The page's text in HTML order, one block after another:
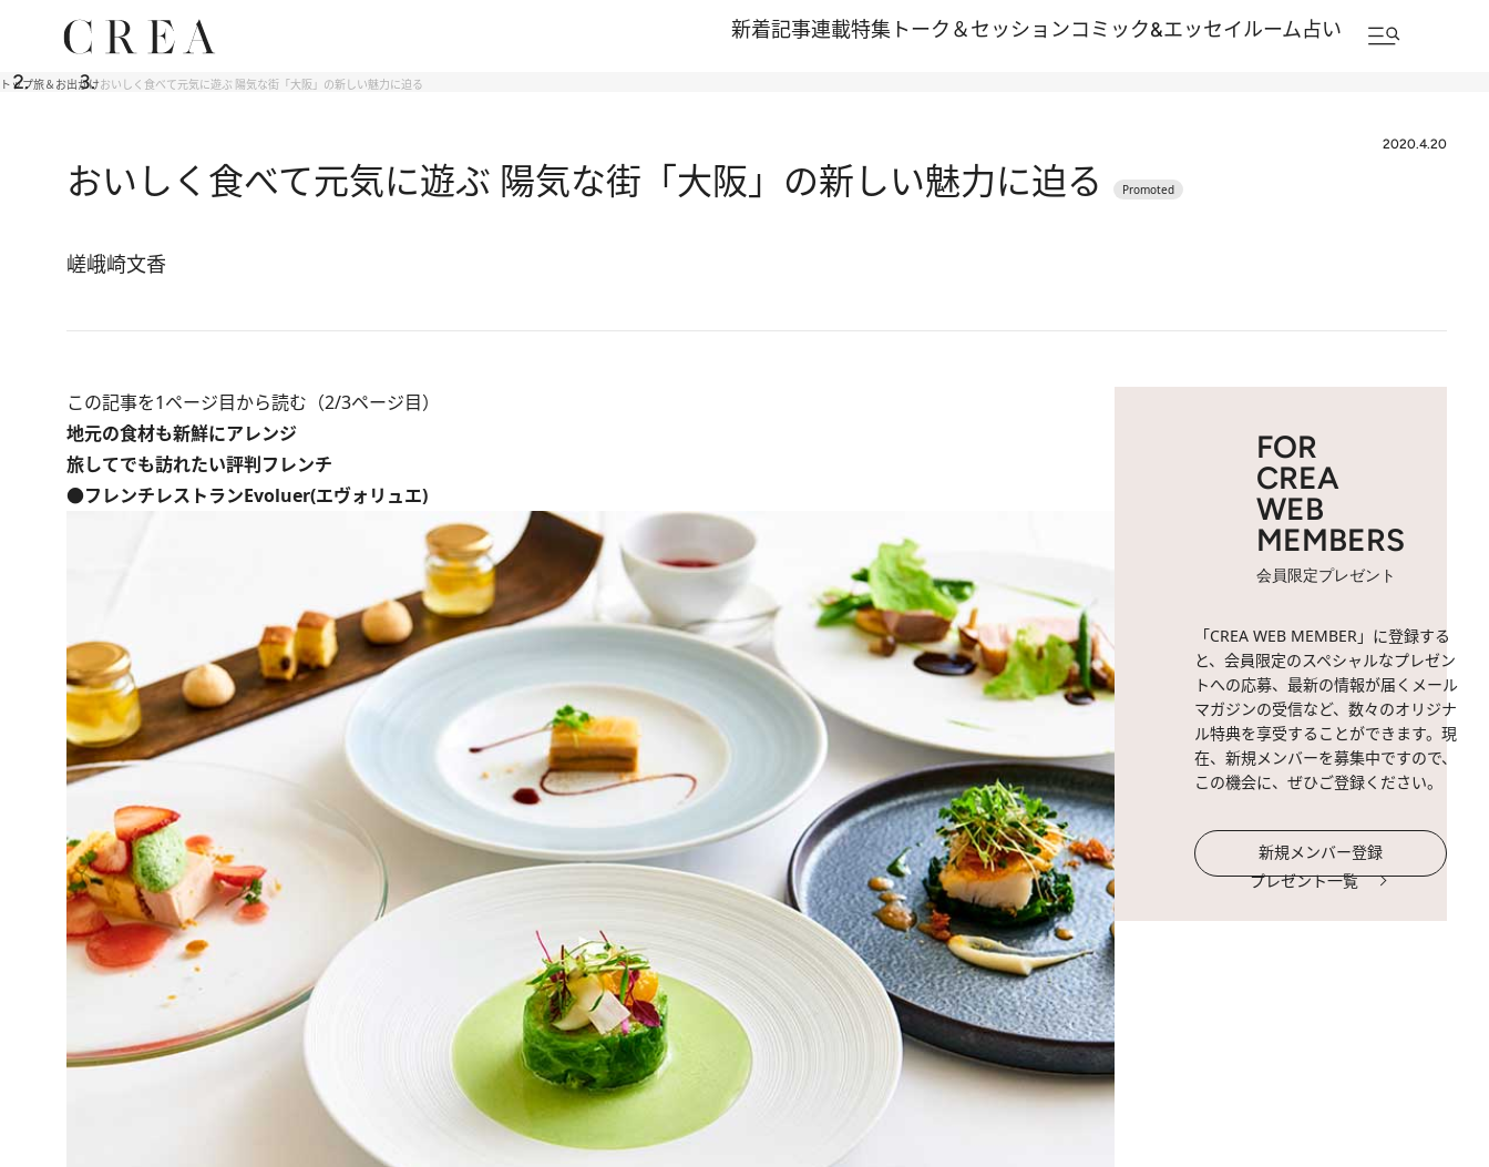
新着記事連載特集 トーク＆セッションコミック&エッセイルーム占い
トップ旅＆お出かけおいしく食べて元気に遊ぶ 陽気な街「大阪」の新しい魅力に迫る
2020.4.20
おいしく食べて元気に遊ぶ 陽気な街「大阪」の新しい魅力に迫る
嵯峨崎文香
この記事を1ページ目から読む（2/3ページ目）
地元の食材も新鮮にアレンジ
旅してでも訪れたい評判フレンチ
●フレンチレストランEvoluer(エヴォリュエ)
FOR
CREA
WEB
MEMBERS
会員限定プレゼント
「CREA WEB MEMBER」に登録する
と、会員限定のスペシャルなプレゼン
トへの応募、最新の情報が届くメール
マガジンの受信など、数々のオリジナ
ル特典を享受することができます。現
在、新規メンバーを募集中ですので、
この機会に、ぜひご登録ください。
新規メンバー登録
プレゼント一覧